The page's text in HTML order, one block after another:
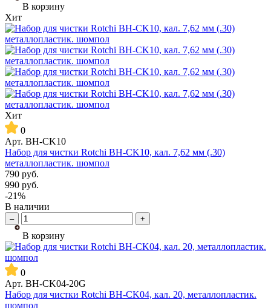
В корзину
Хит
Хит
0
Арт. BH-CK10
Набор для чистки Rotchi BH-CK10, кал. 7,62 мм (.30)
металлопластик. шомпол
790 руб.
990 руб.
-21%
В наличии
– +
В корзину
0
Арт. BH-CK04-20G
Набор для чистки Rotchi BH-CK04, кал. 20, металлопластик.
шомпол